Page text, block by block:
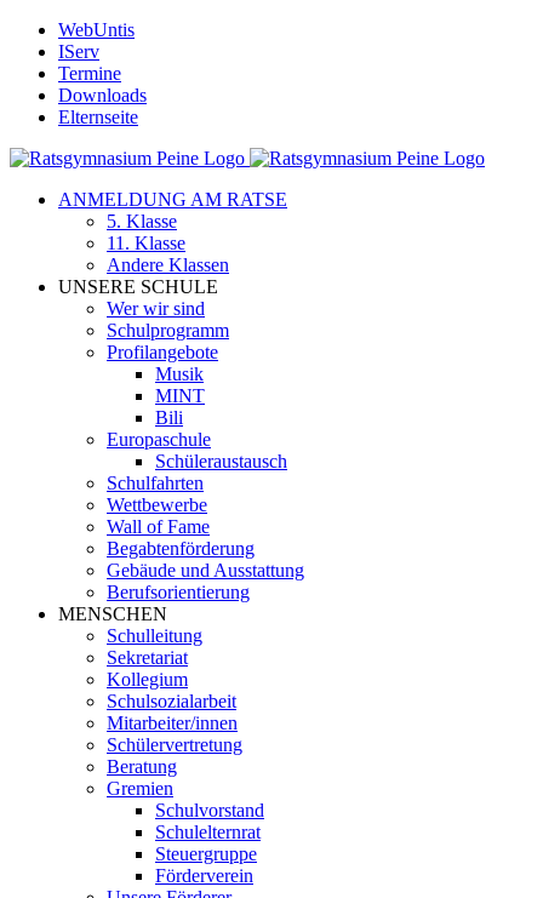
Zum
Inhalt
springen
WebUntis
IServ
Termine
Downloads
Elternseite
ANMELDUNG AM RATSE
5. Klasse
11. Klasse
Andere Klassen
UNSERE SCHULE
Wer wir sind
Schulprogramm
Profilangebote
Musik
MINT
Bili
Europaschule
Schüleraustausch
Schulfahrten
Wettbewerbe
Wall of Fame
Begabtenförderung
Gebäude und Ausstattung
Berufsorientierung
MENSCHEN
Schulleitung
Sekretariat
Kollegium
Schulsozialarbeit
Mitarbeiter/innen
Schülervertretung
Beratung
Gremien
Schulvorstand
Schulelternrat
Steuergruppe
Förderverein